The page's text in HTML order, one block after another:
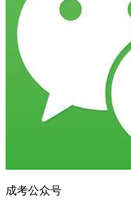
成考公众号